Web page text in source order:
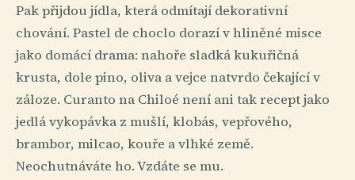
Pak přijdou jídla, která odmítají dekorativní
chování. Pastel de choclo dorazí v hliněné misce
jako domácí drama: nahoře sladká kukuřičná
krusta, dole pino, oliva a vejce natvrdo čekající v
záloze. Curanto na Chiloé není ani tak recept jako
jedlá vykopávka z mušlí, klobás, vepřového,
brambor, milcao, kouře a vlhké země.
Neochutnáváte ho. Vzdáte se mu.